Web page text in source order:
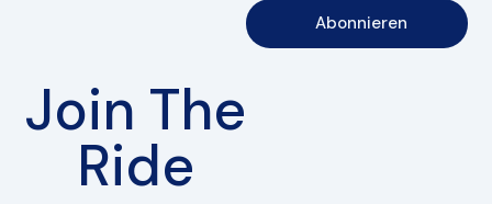
Join The
Ride
Abonnieren